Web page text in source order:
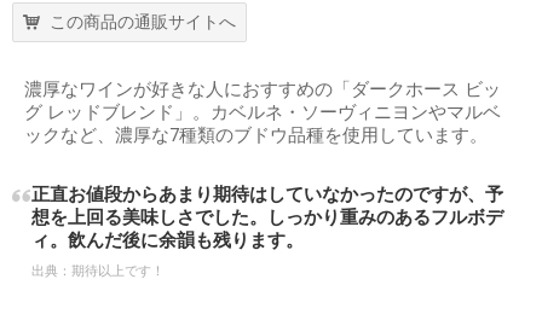
この商品の通販サイトへ
濃厚なワインが好きな人におすすめの「ダークホース ビッ
グ レッドブレンド」。カベルネ・ソーヴィニヨンやマルベ
ックなど、濃厚な7種類のブドウ品種を使用しています。
正直お値段からあまり期待はしていなかったのですが、予
想を上回る美味しさでした。しっかり重みのあるフルボデ
ィ。飲んだ後に余韻も残ります。
出典： 期待以上です！